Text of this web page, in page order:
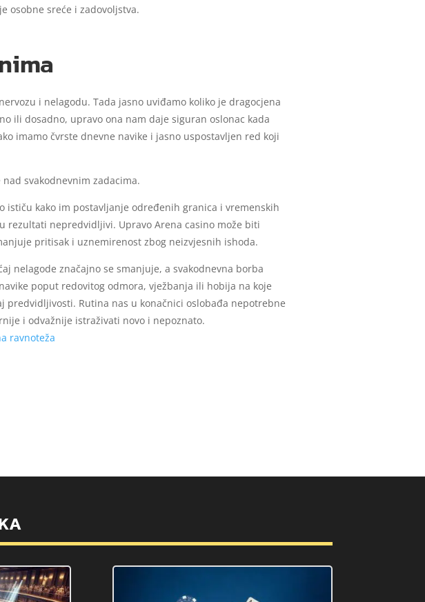
osobne sreće i zadovoljstva.
i nelagodu. Tada jasno uviđamo koliko je dragocjena
ili dosadno, upravo ona nam daje siguran oslonac kada
imamo čvrste dnevne navike i jasno uspostavljen red koji
svakodnevnim zadacima.
ističu kako im postavljanje određenih granica i vremenskih
rezultati nepredvidljivi. Upravo Arena casino može biti
pritisak i uznemirenost zbog neizvjesnih ishoda.
nelagode značajno se smanjuje, a svakodnevna borba
poput redovitog odmora, vježbanja ili hobija na koje
Rutina nas u konačnici oslobađa nepotrebne
i odvažnije istraživati novo i nepoznato.
ravnoteža